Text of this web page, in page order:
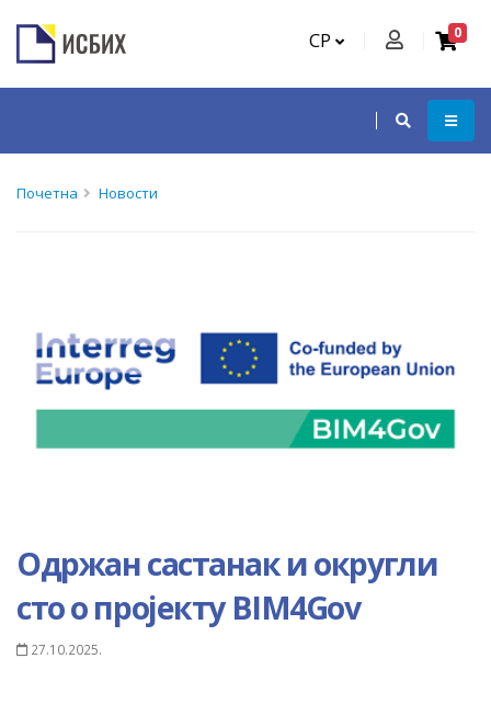
СР 0
Почетна Новости
Одржан састанак и округли
сто о пројекту BIM4Gov
27.10.2025.